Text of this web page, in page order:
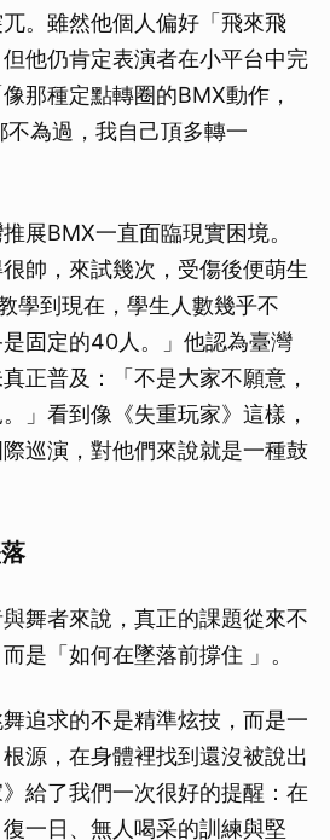
。雖然他個人偏好「飛來飛
他仍肯定表演者在小平台中完
那種定點轉圈的BMX動作，
為過，我自己頂多轉一
展BMX一直面臨現實困境。
帥，來試幾次，受傷後便萌生
學到現在，學生人數幾乎不
固定的40人。」他認為臺灣
正普及：「不是大家不願意，
」看到像《失重玩家》這樣，
巡演，對他們來說就是一種鼓
舞者來說，真正的課題從來不
是「如何在墜落前撐住 」。
追求的不是精準炫技，而是一
源，在身體裡找到還沒被說出
給了我們一次很好的提醒：在
一日、無人喝采的訓練與堅